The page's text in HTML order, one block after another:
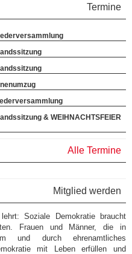
Termine
& WEIHNACHTSFEIER
Alle Termine
Mitglied werden
Soziale Demokratie braucht
Frauen und Männer, die in
und durch ehrenamtliches
mit Leben erfüllen und